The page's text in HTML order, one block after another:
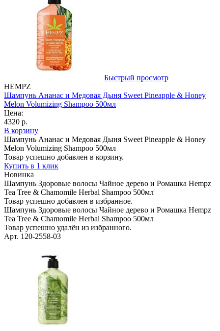
Быстрый просмотр
HEMPZ
Шампунь Ананас и Медовая Дыня Sweet Pineapple & Honey
Melon Volumizing Shampoo 500мл
Цена:
4320 р.
В корзину
Шампунь Ананас и Медовая Дыня Sweet Pineapple & Honey
Melon Volumizing Shampoo 500мл
Товар успешно добавлен в корзину.
Купить в 1 клик
Новинка
Шампунь Здоровые волосы Чайное дерево и Ромашка Hempz
Tea Tree & Chamomile Herbal Shampoo 500мл
Товар успешно добавлен в избранное.
Шампунь Здоровые волосы Чайное дерево и Ромашка Hempz
Tea Tree & Chamomile Herbal Shampoo 500мл
Товар успешно удалён из избранного.
Арт. 120-2558-03